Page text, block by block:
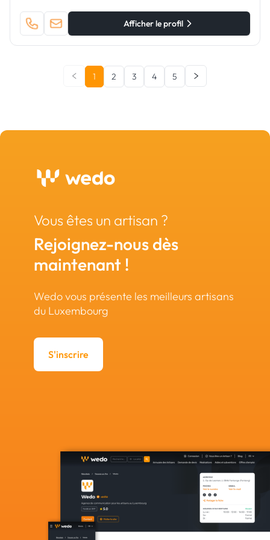
Afficher le profil
1 2 3 4 5
Vous êtes un artisan ?
Rejoignez-nous dès
maintenant !
Wedo vous présente les meilleurs artisans
du Luxembourg
S'inscrire